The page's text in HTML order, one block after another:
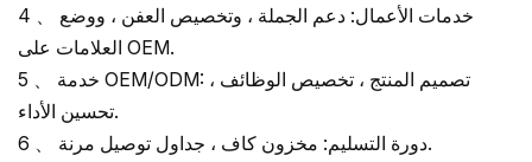
4 、 خدمات الأعمال: دعم الجملة ، وتخصيص العفن ، ووضع
العلامات على OEM.
5 、 خدمة OEM/ODM: تصميم المنتج ، تخصيص الوظائف ،
تحسين الأداء.
6 、 دورة التسليم: مخزون كاف ، جداول توصيل مرنة.